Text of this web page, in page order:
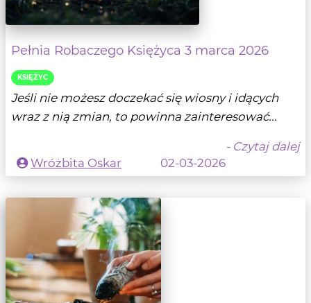
Pełnia Robaczego Księżyca 3 marca 2026
KSIĘŻYC
Jeśli nie możesz doczekać się wiosny i idących
wraz z nią zmian, to powinna zainteresować...
- Czytaj dalej
Wróżbita Oskar
02-03-2026